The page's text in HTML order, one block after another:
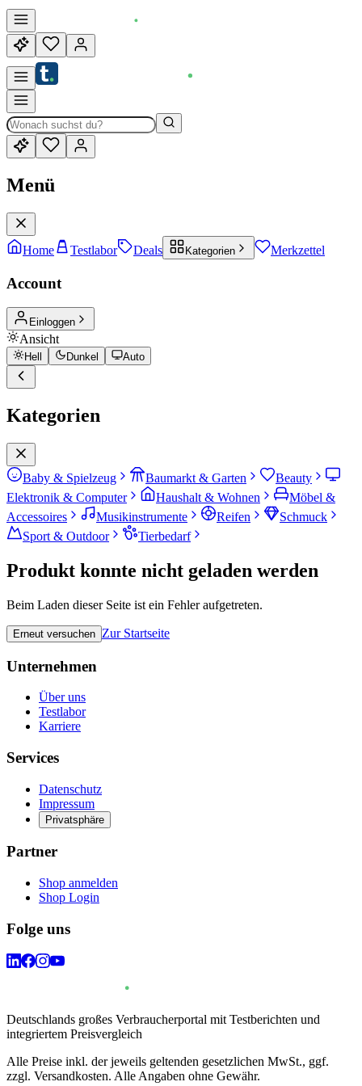
Menü
Home Testlabor Deals Kategorien Merkzettel
Account
Einloggen
Ansicht
Hell Dunkel Auto
Kategorien
Baby & Spielzeug Baumarkt & Garten
Beauty
Elektronik & Computer
Haushalt & Wohnen
Möbel &
Accessoires
Musikinstrumente Reifen
Schmuck
Sport & Outdoor
Tierbedarf
Produkt konnte nicht geladen werden
Beim Laden dieser Seite ist ein Fehler aufgetreten.
Erneut versuchen Zur Startseite
Unternehmen
Über uns
Testlabor
Karriere
Services
Datenschutz
Impressum
Privatsphäre
Partner
Shop anmelden
Shop Login
Folge uns
Deutschlands großes Verbraucherportal mit Testberichten und
integriertem Preisvergleich
Alle Preise inkl. der jeweils geltenden gesetzlichen MwSt., ggf.
zzgl. Versandkosten. Alle Angaben ohne Gewähr.